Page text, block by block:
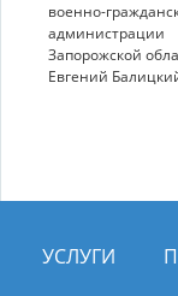
военно-
администрации
Запорожской
Евгений
УСЛУГИ